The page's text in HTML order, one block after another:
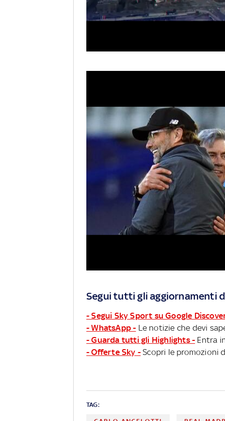
Segui tutti gli aggiornamenti
- Segui Sky Sport su Google
- WhatsApp - Le notizie che devi
- Guarda tutti gli Highlights - Entra
- Offerte Sky - Scopri le promozioni
TAG: